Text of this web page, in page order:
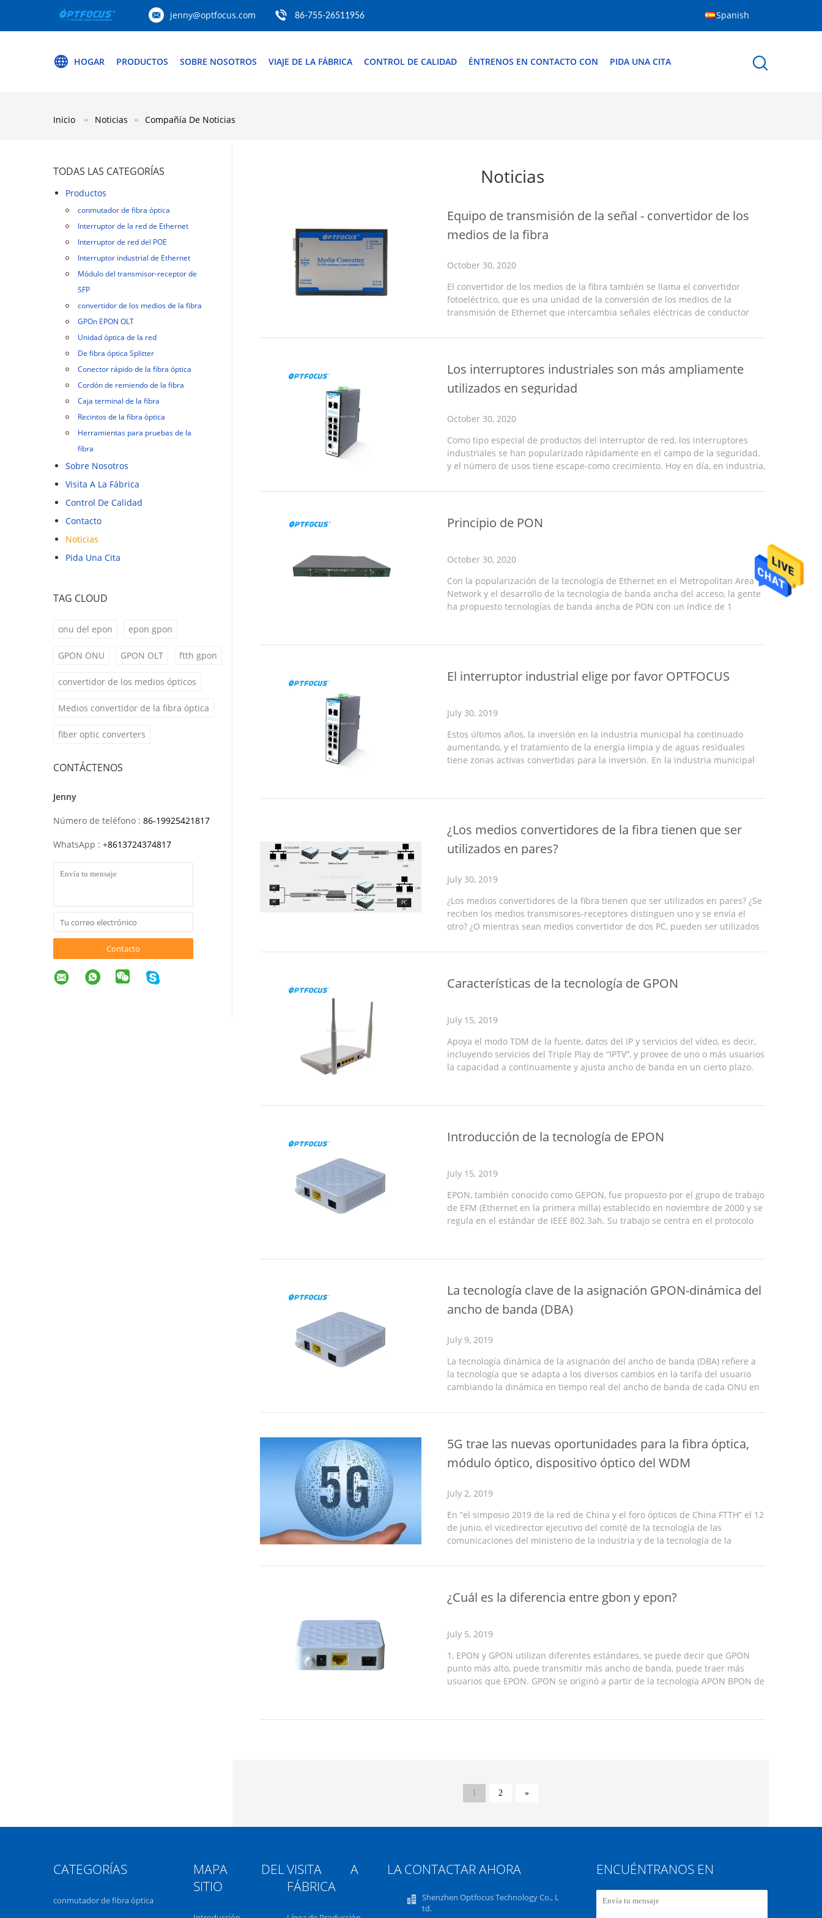
jenny@optfocus.com 86-755-26511956 Spanish
HOGAR PRODUCTOS SOBRE NOSOTROS VIAJE DE LA FÁBRICA CONTROL DE CALIDAD ÉNTRENOS EN CONTACTO CON PIDA UNA CITA
Inicio Noticias Compañía De Noticias
TODAS LAS CATEGORÍAS
Productos
conmutador de fibra óptica
Interruptor de la red de Ethernet
Interruptor de red del POE
Interruptor industrial de Ethernet
Módulo del transmisor-receptor de
SFP
convertidor de los medios de la fibra
GPOn EPON OLT
Unidad óptica de la red
De fibra óptica Splitter
Conector rápido de la fibra óptica
Cordón de remiendo de la fibra
Caja terminal de la fibra
Recintos de la fibra óptica
Herramientas para pruebas de la
fibra
Sobre Nosotros
Visita A La Fábrica
Control De Calidad
Contacto
Noticias
Pida Una Cita
TAG CLOUD
onu del epon epon gpon
GPON ONU GPON OLT ftth gpon
convertidor de los medios ópticos
Medios convertidor de la fibra óptica
fiber optic converters
CONTÁCTENOS
Jenny
Número de teléfono : 86-19925421817
WhatsApp : +8613724374817
Contacto
Noticias
Equipo de transmisión de la señal - convertidor de los
medios de la fibra
October 30, 2020
El convertidor de los medios de la fibra también se llama el convertidor
fotoeléctrico, que es una unidad de la conversión de los medios de la
transmisión de Ethernet que intercambia señales eléctricas de conductor
distancia. ...
Los interruptores industriales son más ampliamente
utilizados en seguridad
October 30, 2020
Como tipo especial de productos del interruptor de red, los interruptores
industriales se han popularizado rápidamente en el campo de la seguridad,
y el número de usos tiene escape-como crecimiento. Hoy en día, en industria,
Principio de PON
October 30, 2020
Con la popularización de la tecnología de Ethernet en el Metropolitan Area
Network y el desarrollo de la tecnología de banda ancha del acceso, la gente
ha propuesto tecnologías de banda ancha de PON con un índice de 1
El interruptor industrial elige por favor OPTFOCUS
July 30, 2019
Estos últimos años, la inversión en la industria municipal ha continuado
aumentando, y el tratamiento de la energía limpia y de aguas residuales
tiene zonas activas convertidas para la inversión. En la industria municipal
¿Los medios convertidores de la fibra tienen que ser
utilizados en pares?
July 30, 2019
¿Los medios convertidores de la fibra tienen que ser utilizados en pares? ¿Se
reciben los medios transmisores-receptores distinguen uno y se envía el
otro? ¿O mientras sean medios convertidor de dos PC, pueden ser utilizados
Características de la tecnología de GPON
July 15, 2019
Apoya el modo TDM de la fuente, datos del IP y servicios del vídeo, es decir,
incluyendo servicios del Triple Play de “IPTV”, y provee de uno o más usuarios
la capacidad a continuamente y ajusta ancho de banda en un cierto plazo.
Introducción de la tecnología de EPON
July 15, 2019
EPON, también conocido como GEPON, fue propuesto por el grupo de trabajo
de EFM (Ethernet en la primera milla) establecido en noviembre de 2000 y se
regula en el estándar de IEEE 802.3ah. Su trabajo se centra en el protocolo
La tecnología clave de la asignación GPON-dinámica del
ancho de banda (DBA)
July 9, 2019
La tecnología dinámica de la asignación del ancho de banda (DBA) refiere a
la tecnología que se adapta a los diversos cambios en la tarifa del usuario
cambiando la dinámica en tiempo real del ancho de banda de cada ONU en
sistema. ...
5G trae las nuevas oportunidades para la fibra óptica,
módulo óptico, dispositivo óptico del WDM
July 2, 2019
En “el simposio 2019 de la red de China y el foro ópticos de China FTTH” el 12
de junio, el vicedirector ejecutivo del comité de la tecnología de las
comunicaciones del ministerio de la industria y de la tecnología de la
¿Cuál es la diferencia entre gbon y epon?
July 5, 2019
1, EPON y GPON utilizan diferentes estándares, se puede decir que GPON
punto más alto, puede transmitir más ancho de banda, puede traer más
usuarios que EPON. GPON se originó a partir de la tecnología APON BPON de
1 2 »
CATEGORÍAS
conmutador de fibra óptica
MAPA DEL
SITIO
VISITA A LA
FÁBRICA
CONTACTAR AHORA
Shenzhen Optfocus Technology Co., L
td.
ENCUÉNTRANOS EN